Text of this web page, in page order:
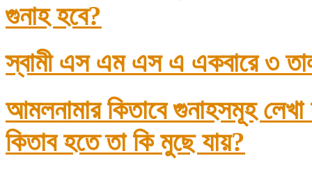
গুনাহ হবে?
স্বামী এস এম এস এ একবারে ৩
আমলনামার কিতাবে গুনাহসমূহ
কিতাব হতে তা কি মুছে যায়?